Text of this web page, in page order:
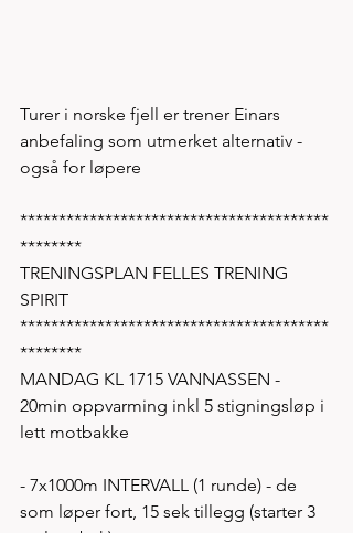
Turer i norske fjell er trener Einars
anbefaling som utmerket alternativ -
også for løpere
****************************************
********
TRENINGSPLAN FELLES TRENING
SPIRIT
****************************************
********
MANDAG KL 1715 VANNASSEN -
20min oppvarming inkl 5 stigningsløp i
lett motbakke
- 7x1000m INTERVALL (1 runde) - de
som løper fort, 15 sek tillegg (starter 3